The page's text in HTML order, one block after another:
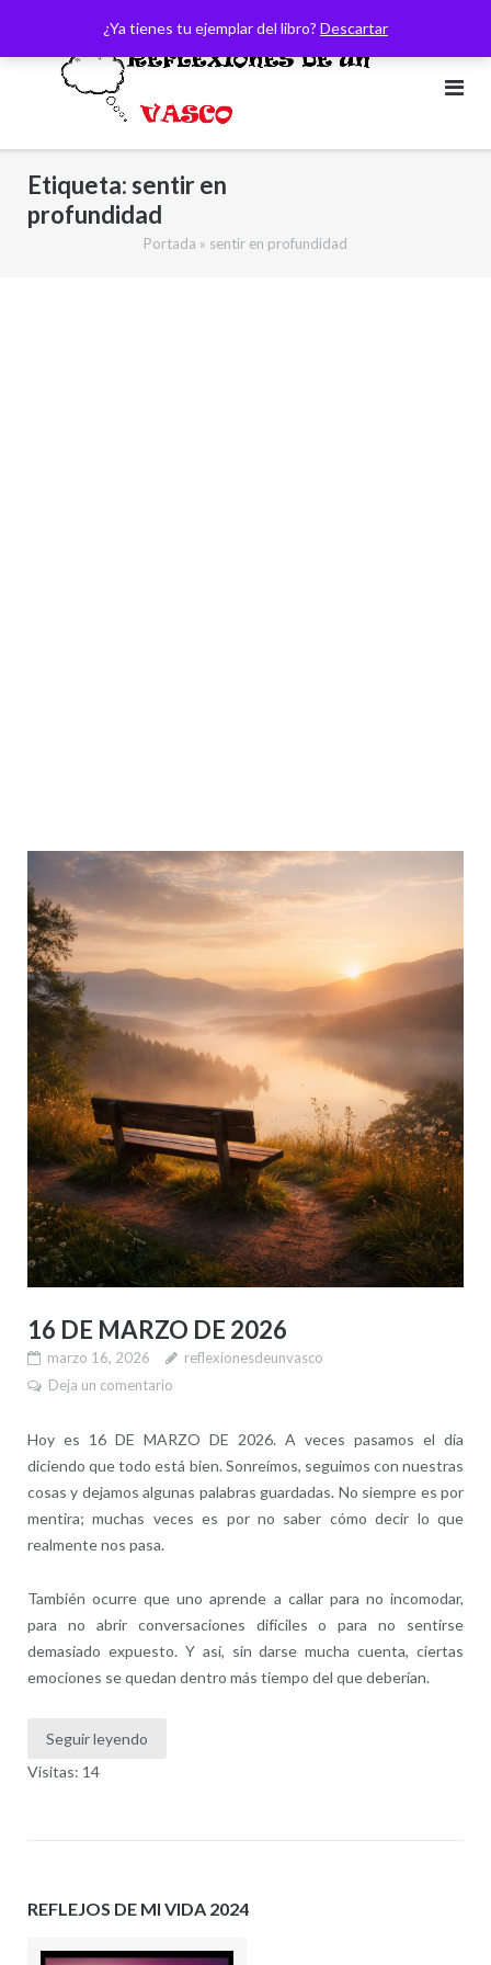
¿Ya tienes tu ejemplar del libro? Descartar
contenido
Etiqueta:sentir en
profundidad
Portada » sentir en profundidad
16 DE MARZO DE 2026
marzo 16, 2026
reflexionesdeunvasco
Deja un comentario
Hoy es 16 DE MARZO DE 2026. A veces pasamos el día
diciendo que todo está bien. Sonreímos, seguimos con nuestras
cosas y dejamos algunas palabras guardadas. No siempre es por
mentira; muchas veces es por no saber cómo decir lo que
realmente nos pasa.
También ocurre que uno aprende a callar para no incomodar,
para no abrir conversaciones difíciles o para no sentirse
demasiado expuesto. Y así, sin darse mucha cuenta, ciertas
emociones se quedan dentro más tiempo del que deberían.
Seguir leyendo
Visitas: 14
REFLEJOS DE MI VIDA 2024